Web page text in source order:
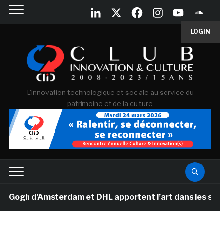
LOGIN
L'innovation technologique et sociale au service du
patrimoine et de la culture
d’Amsterdam et DHL apportent l’art dans les